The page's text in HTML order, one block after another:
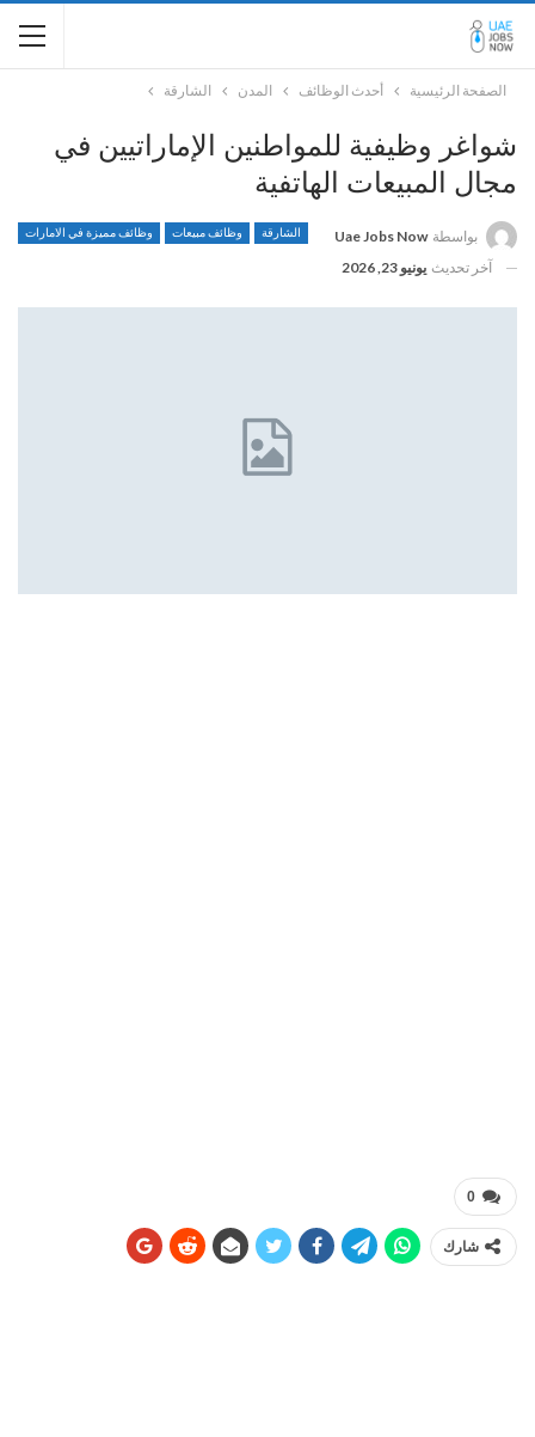
الصفحة الرئيسية أحدث الوظائف المدن الشارقة
شواغر وظيفية للمواطنين الإماراتيين في
مجال المبيعات الهاتفية
الشارقة وظائف مبيعات وظائف مميزة في الامارات بواسطة Uae Jobs Now
آخر تحديث يونيو 23, 2026
0
شارك